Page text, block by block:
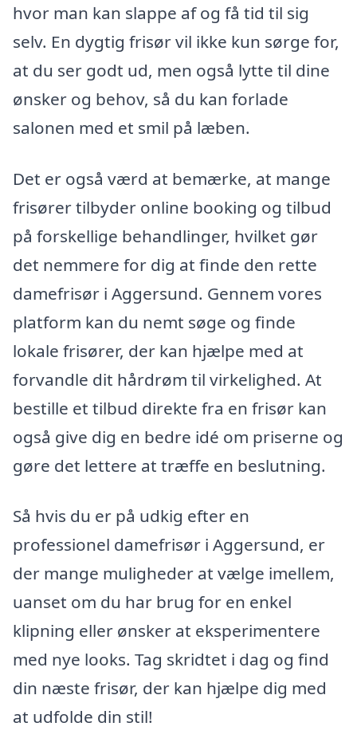
hvor man kan slappe af og få tid til sig
selv. En dygtig frisør vil ikke kun sørge for,
at du ser godt ud, men også lytte til dine
ønsker og behov, så du kan forlade
salonen med et smil på læben.
Det er også værd at bemærke, at mange
frisører tilbyder online booking og tilbud
på forskellige behandlinger, hvilket gør
det nemmere for dig at finde den rette
damefrisør i Aggersund. Gennem vores
platform kan du nemt søge og finde
lokale frisører, der kan hjælpe med at
forvandle dit hårdrøm til virkelighed. At
bestille et tilbud direkte fra en frisør kan
også give dig en bedre idé om priserne og
gøre det lettere at træffe en beslutning.
Så hvis du er på udkig efter en
professionel damefrisør i Aggersund, er
der mange muligheder at vælge imellem,
uanset om du har brug for en enkel
klipning eller ønsker at eksperimentere
med nye looks. Tag skridtet i dag og find
din næste frisør, der kan hjælpe dig med
at udfolde din stil!